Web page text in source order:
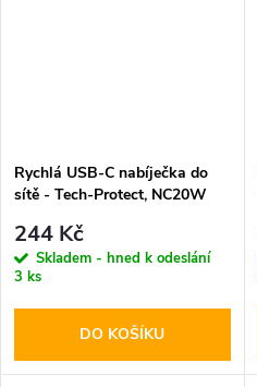
Rychlá USB-C nabíječka do
sítě - Tech-Protect, NC20W
244 Kč
Skladem - hned k odeslání
3 ks
DO KOŠÍKU